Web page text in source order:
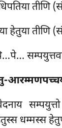
तीणि
हेतुया तीणि
धम्मस्स